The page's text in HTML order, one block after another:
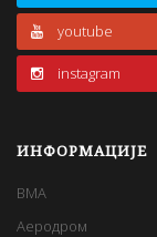
youtube
instagram
ИНФОРМАЦИЈЕ
BMA
Аеродром